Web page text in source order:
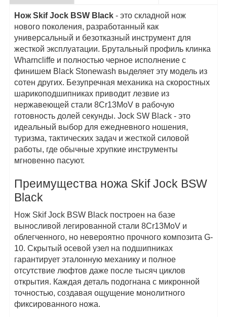
Нож Skif Jock BSW Black - это складной нож
нового поколения, разработанный как
универсальный и безотказный инструмент для
жесткой эксплуатации. Брутальный профиль клинка
Wharncliffe и полностью черное исполнение с
финишем Black Stonewash выделяет эту модель из
сотен других. Безупречная механика на скоростных
шарикоподшипниках приводит лезвие из
нержавеющей стали 8Cr13MoV в рабочую
готовность долей секунды. Jock SW Black - это
идеальный выбор для ежедневного ношения,
туризма, тактических задач и жесткой силовой
работы, где обычные хрупкие инструменты
мгновенно пасуют.
Преимущества ножа Skif Jock BSW
Black
Нож Skif Jock BSW Black построен на базе
выносливой легированной стали 8Cr13MoV и
облегченного, но невероятно прочного композита G-
10. Скрытый осевой узел на подшипниках
гарантирует эталонную механику и полное
отсутствие люфтов даже после тысяч циклов
открытия. Каждая деталь подогнана с микронной
точностью, создавая ощущение монолитного
фиксированного ножа.